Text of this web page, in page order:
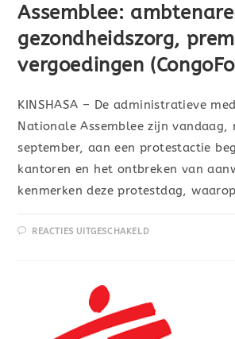
Assemblee:
gezondheidszorg,
vergoedingen
KINSHASA – De administratieve
Nationale Assemblee zijn vandaag,
september, aan een protestactie
kantoren en het ontbreken van
kenmerken deze protestdag,
REACTIES UITGESCHAKELD